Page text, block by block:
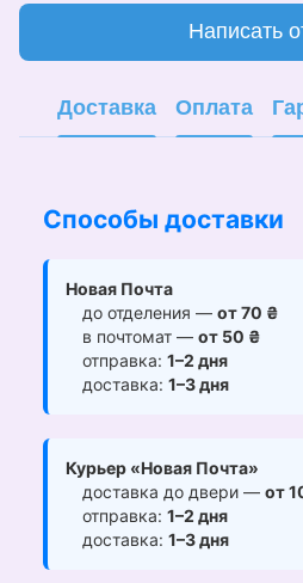
Написать
Доставка Оплата
Способы доставки
Новая Почта
до отделения — от 70 ₴
в почтомат — от 50 ₴
отправка: 1–2 дня
доставка: 1–3 дня
Курьер «Новая Почта»
доставка до двери — от
отправка: 1–2 дня
доставка: 1–3 дня